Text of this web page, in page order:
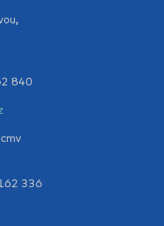
,
840
336